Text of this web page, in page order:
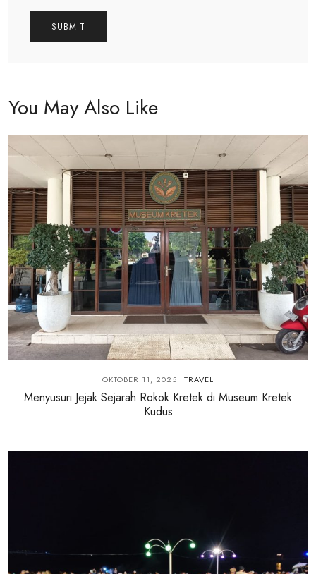
You May Also Like
OKTOBER 11, 2025 TRAVEL
Menyusuri Jejak Sejarah Rokok Kretek di Museum Kretek
Kudus